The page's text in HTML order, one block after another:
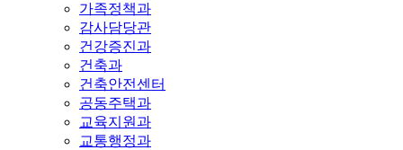
가족정책과
감사담당관
건강증진과
건축과
건축안전센터
공동주택과
교육지원과
교통행정과